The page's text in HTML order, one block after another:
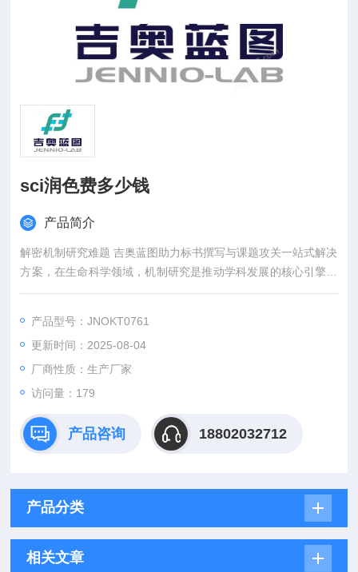
sci润色费多少钱
产品简介
解密机制研究难题 吉奥蓝图助力标书撰写与课题攻关一站式解决
方案，在生命科学领域，机制研究是推动学科发展的核心引擎。
然而，从创新课题设计到高质量标书撰写，从复杂实验实施到科
困难、成果转化乏力。吉奥蓝图（JENNIO-LAB）依托全链式科
研平台与十年深耕经验，推出"机制研究课题全周期赋能计划"，
为科研工作者提供从理论创新到数据落地的完整解决方案。
产品型号：JNOKT0761
更新时间：2025-08-04
厂商性质：生产厂家
访问量：179
产品咨询 18802032712
产品分类
相关文章